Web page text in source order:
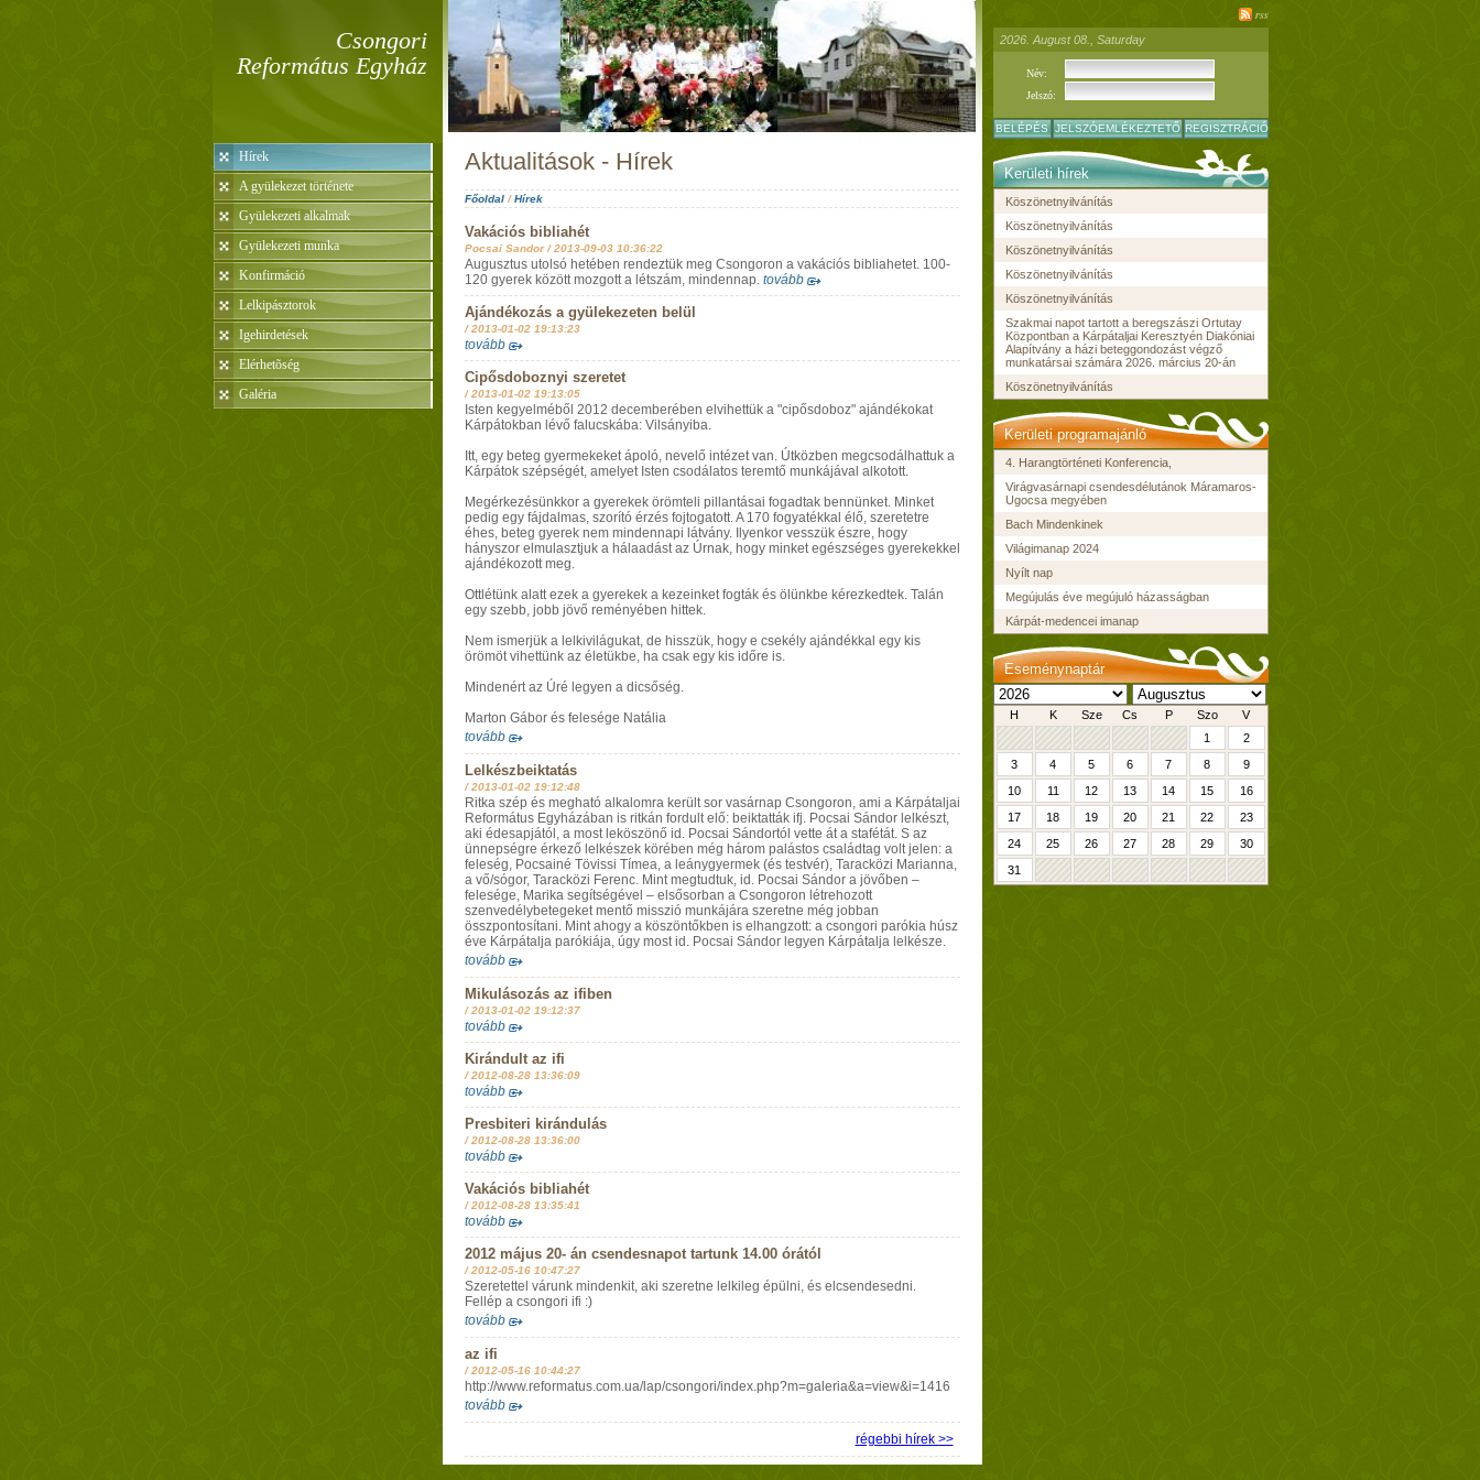
Csongori
Református Egyház
Hírek
A gyülekezet története
Gyülekezeti alkalmak
Gyülekezeti munka
Konfirmáció
Lelkipásztorok
Igehirdetések
Elérhetõség
Galéria
Aktualitások - Hírek
Főoldal/Hírek
Vakációs bibliahét
Pocsai Sandor /2013-09-03 10:36:22
Augusztus utolsó hetében rendeztük meg Csongoron a vakációs bibliahetet. 100-
120 gyerek között mozgott a létszám, mindennap. tovább
Ajándékozás a gyülekezeten belül
/2013-01-02 19:13:23
tovább
Cipősdoboznyi szeretet
/2013-01-02 19:13:05
Isten kegyelméből 2012 decemberében elvihettük a "cipősdoboz" ajándékokat
Kárpátokban lévő falucskába: Vilsányiba.
Itt, egy beteg gyermekeket ápoló, nevelő intézet van. Útközben megcsodálhattuk a
Kárpátok szépségét, amelyet Isten csodálatos teremtő munkájával alkotott.
Megérkezésünkkor a gyerekek örömteli pillantásai fogadtak bennünket. Minket
pedig egy fájdalmas, szorító érzés fojtogatott. A 170 fogyatékkal élő, szeretetre
éhes, beteg gyerek nem mindennapi látvány. Ilyenkor vesszük észre, hogy
hányszor elmulasztjuk a hálaadást az Úrnak, hogy minket egészséges gyerekekkel
ajándékozott meg.
Ottlétünk alatt ezek a gyerekek a kezeinket fogták és ölünkbe kérezkedtek. Talán
egy szebb, jobb jövő reményében hittek.
Nem ismerjük a lelkivilágukat, de hisszük, hogy e csekély ajándékkal egy kis
örömöt vihettünk az életükbe, ha csak egy kis időre is.
Mindenért az Úré legyen a dicsőség.
Marton Gábor és felesége Natália
tovább
Lelkészbeiktatás
/2013-01-02 19:12:48
Ritka szép és megható alkalomra került sor vasárnap Csongoron, ami a Kárpátaljai
Református Egyházában is ritkán fordult elő: beiktatták ifj. Pocsai Sándor lelkészt,
aki édesapjától, a most leköszönő id. Pocsai Sándortól vette át a stafétát. S az
ünnepségre érkező lelkészek körében még három palástos családtag volt jelen: a
feleség, Pocsainé Tövissi Tímea, a leánygyermek (és testvér), Taracközi Marianna,
a vő/sógor, Taracközi Ferenc. Mint megtudtuk, id. Pocsai Sándor a jövőben –
felesége, Marika segítségével – elsősorban a Csongoron létrehozott
szenvedélybetegeket mentő misszió munkájára szeretne még jobban
összpontosítani. Mint ahogy a köszöntőkben is elhangzott: a csongori parókia húsz
éve Kárpátalja parókiája, úgy most id. Pocsai Sándor legyen Kárpátalja lelkésze.
tovább
Mikulásozás az ifiben
/2013-01-02 19:12:37
tovább
Kirándult az ifi
/2012-08-28 13:36:09
tovább
Presbiteri kirándulás
/2012-08-28 13:36:00
tovább
Vakációs bibliahét
/2012-08-28 13:35:41
tovább
2012 május 20- án csendesnapot tartunk 14.00 órától
/2012-05-16 10:47:27
Szeretettel várunk mindenkit, aki szeretne lelkileg épülni, és elcsendesedni.
Fellép a csongori ifi :)
tovább
az ifi
/2012-05-16 10:44:27
http://www.reformatus.com.ua/lap/csongori/index.php?m=galeria&a=view&i=1416
tovább
régebbi hírek >>
rss
2026. August 08., Saturday
Név:
Jelszó:
BELÉPÉS JELSZÓEMLÉKEZTETŐ REGISZTRÁCIÓ
Kerületi hírek
Köszönetnyilvánítás
Köszönetnyilvánítás
Köszönetnyilvánítás
Köszönetnyilvánítás
Köszönetnyilvánítás
Szakmai napot tartott a beregszászi Ortutay
Központban a Kárpátaljai Keresztyén Diakóniai
Alapítvány a házi beteggondozást végző
munkatársai számára 2026. március 20-án
Köszönetnyilvánítás
Kerületi programajánló
4. Harangtörténeti Konferencia,
Virágvasárnapi csendesdélutánok Máramaros-
Ugocsa megyében
Bach Mindenkinek
Világimanap 2024
Nyílt nap
Megújulás éve megújuló házasságban
Kárpát-medencei imanap
Eseménynaptár
H K Sze Cs P Szo
V
1
2
3
4 5 6 7 8
9
10
11 12 13 14 15
16
17
18 19 20 21 22
23
24
25 26 27 28 29
30
31